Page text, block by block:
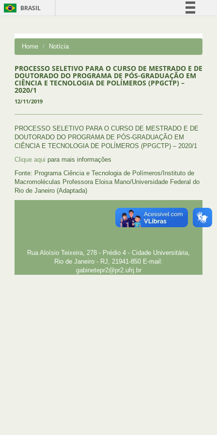
BRASIL
Comunica BR
Acesso à informação
Legislação
Home Notícia
PROCESSO SELETIVO PARA O CURSO DE MESTRADO E DE
DOUTORADO DO PROGRAMA DE PÓS-GRADUAÇÃO EM
CIÊNCIA E TECNOLOGIA DE POLÍMEROS (PPGCTP) –
2020/1
12/11/2019
PROCESSO SELETIVO PARA O CURSO DE MESTRADO E DE
DOUTORADO DO PROGRAMA DE PÓS-GRADUAÇÃO EM
CIÊNCIA E TECNOLOGIA DE POLÍMEROS (PPGCTP) – 2020/1
Clique aqui para mais informações
Fonte: Programa Ciência e Tecnologia de Polímeros/Instituto de
Macromoléculas Professora Eloisa Mano/Universidade Federal do
Rio de Janeiro (Adaptada)
GRADUAÇÃO
PLANEJAMENTO E DESENVOLVIMENTO
PESSOAL
Rua Aloísio Teixeira, 278 - Prédio 4 - Cidade Universitária,
Rio de Janeiro - RJ, 21941-850 E-mail:
gabinetepr2@pr2.ufrj.br